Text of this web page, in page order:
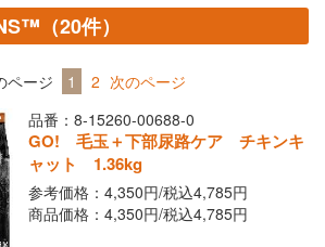
ック
（20件）
ページ 1 2 次のページ
品番：8-15260-00688-0
GO! 毛玉＋下部尿路ケア チキンキ
ャット 1.36kg
参考価格：4,350円/税込4,785円
商品価格：4,350円/税込4,785円